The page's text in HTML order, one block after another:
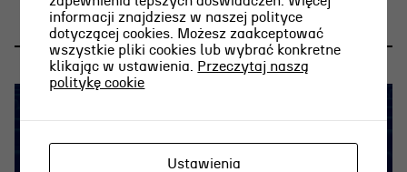
informacji znajdziesz w naszej polityce
dotyczącej cookies. Możesz zaakceptować
wszystkie pliki cookies lub wybrać konkretne
klikając w ustawienia. Przeczytaj naszą
politykę cookie
Ustawienia